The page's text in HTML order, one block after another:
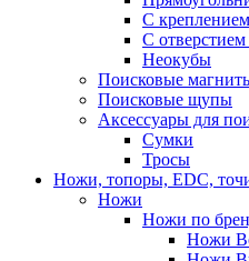
С креплением
С отверстием
Неокубы
Поисковые
Поисковые щупы
Аксессуары для
Сумки
Тросы
Ножи, топоры, EDC,
Ножи
Ножи по
Ножи